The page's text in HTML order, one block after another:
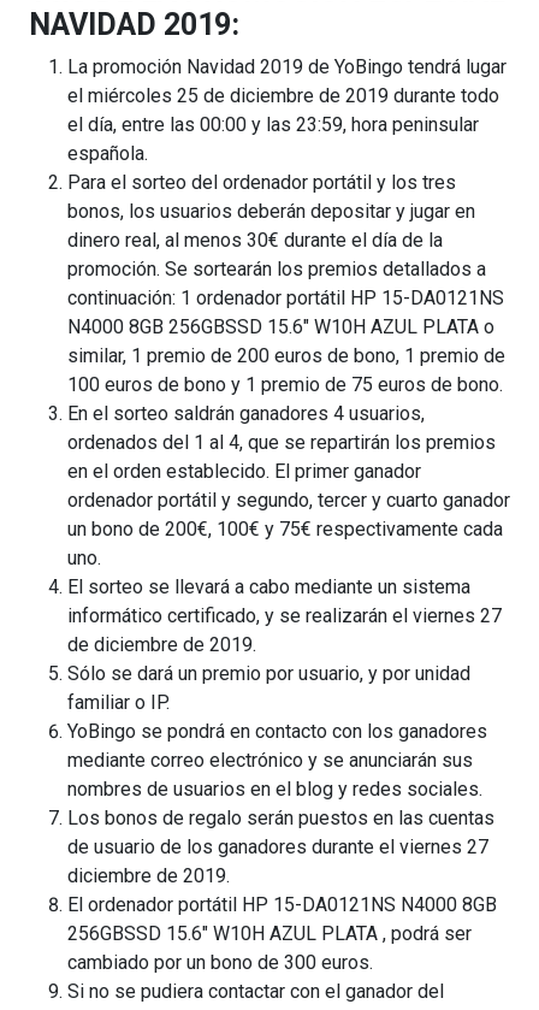
NAVIDAD 2019:
La promoción Navidad 2019 de YoBingo tendrá lugar
el miércoles 25 de diciembre de 2019 durante todo
el día, entre las 00:00 y las 23:59, hora peninsular
española.
Para el sorteo del ordenador portátil y los tres
bonos, los usuarios deberán depositar y jugar en
dinero real, al menos 30€ durante el día de la
promoción. Se sortearán los premios detallados a
continuación: 1 ordenador portátil HP 15-DA0121NS
N4000 8GB 256GBSSD 15.6″ W10H AZUL PLATA o
similar, 1 premio de 200 euros de bono, 1 premio de
100 euros de bono y 1 premio de 75 euros de bono.
En el sorteo saldrán ganadores 4 usuarios,
ordenados del 1 al 4, que se repartirán los premios
en el orden establecido. El primer ganador
ordenador portátil y segundo, tercer y cuarto ganador
un bono de 200€, 100€ y 75€ respectivamente cada
uno.
El sorteo se llevará a cabo mediante un sistema
informático certificado, y se realizarán el viernes 27
de diciembre de 2019.
Sólo se dará un premio por usuario, y por unidad
familiar o IP.
YoBingo se pondrá en contacto con los ganadores
mediante correo electrónico y se anunciarán sus
nombres de usuarios en el blog y redes sociales.
Los bonos de regalo serán puestos en las cuentas
de usuario de los ganadores durante el viernes 27
diciembre de 2019.
El ordenador portátil HP 15-DA0121NS N4000 8GB
256GBSSD 15.6″ W10H AZUL PLATA , podrá ser
cambiado por un bono de 300 euros.
Si no se pudiera contactar con el ganador del